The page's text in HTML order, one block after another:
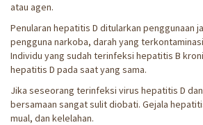
atau agen.
Penularan hepatitis D ditularkan penggunaan
pengguna narkoba, darah yang
Individu yang sudah terinfeksi hepatitis B
hepatitis D pada saat yang sama.
Jika seseorang terinfeksi virus hepatitis D
bersamaan sangat sulit diobati. Gejala
mual, dan kelelahan.